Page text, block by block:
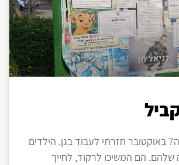
שבועיים אחרי ה7 באוקטובר חזרתי לעבוד בגן. הילדים
שלהם. הם המשיכו לרקוד, לחייך